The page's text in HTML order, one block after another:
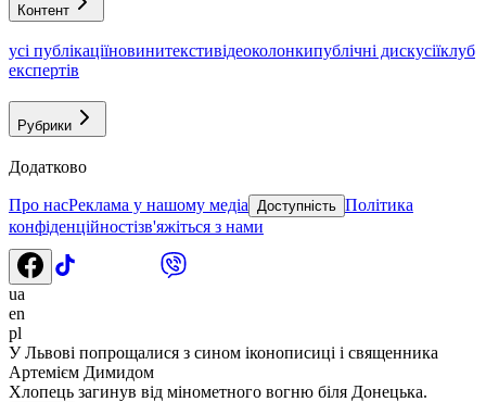
Контент
усі публікаціїновинитекстивідеоколонкипублічні дискусіїклуб
експертів
Рубрики
Додатково
Про насРеклама у нашому медіа Доступність Політика
конфіденційностізв'яжіться з нами
ua
en
pl
У Львові попрощалися з сином іконописиці і священника
Артемієм Димидом
Хлопець загинув від мінометного вогню біля Донецька.